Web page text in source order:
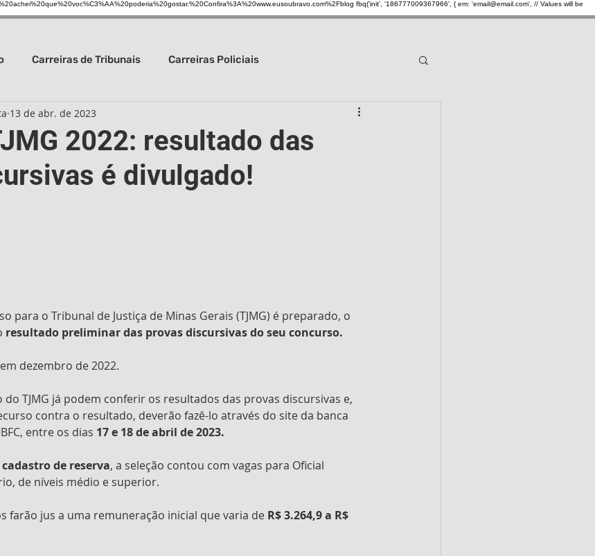
fbq('init', '186777009367966', { em: 'email@email.com', // Values will be
Carreiras de Tribunais Carreiras Policiais
da Saúde Carreiras gerais Notícias gerais
Civil Concursos de Prefeituras Carreiras bancárias
2022: resultado das
é divulgado!
13 de abr. de 2023
para o Tribunal de Justiça de Minas Gerais (TJMG) é preparado, o
resultado preliminar das provas discursivas do seu concurso.
dezembro de 2022.
TJMG já podem conferir os resultados das provas discursivas e,
contra o resultado, deverão fazê-lo através do site da banca
entre os dias 17 e 18 de abril de 2023.
cadastro de reserva, a seleção contou com vagas para Oficial
de níveis médio e superior.
farão jus a uma remuneração inicial que varia de R$ 3.264,9 a R$